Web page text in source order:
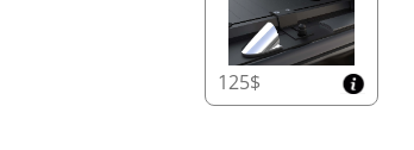
125$